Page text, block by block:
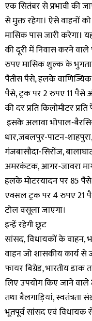
एक सितंबर से प्रभावी की
से मुक्त रहेगा। ऐसे वाहनों
मासिक पास जारी करेगा।
की दूरी में निवास करने वाले
रुपए मासिक शुल्क के
पैतीस पैसे, हलके
पैसे, ट्रक पर 2 रुपए 11
की दर प्रति किलोमीटर
इसके अलावा भोपाल-
धार,जबलपुर-पाटन-
गंजबासौदा-सिरोंज,
अमरकंटक, आगर-जावरा
हलके मोटरयादन पर 85
एक्सल ट्रक पर 4 रुपए 21
टोल वसूला जाएगा।
इन्हें रहेगी छूट
सांसद, विधायकों के वाहन,
वाहन जो शासकीय कार्य से
फायर बिग्रेड, भारतीय डाक
लिए उपयोग किए जाने वाले
तथा बैलगाड़ियां, स्वतंत्रता
भूतपूर्व सांसद एवं विधायक